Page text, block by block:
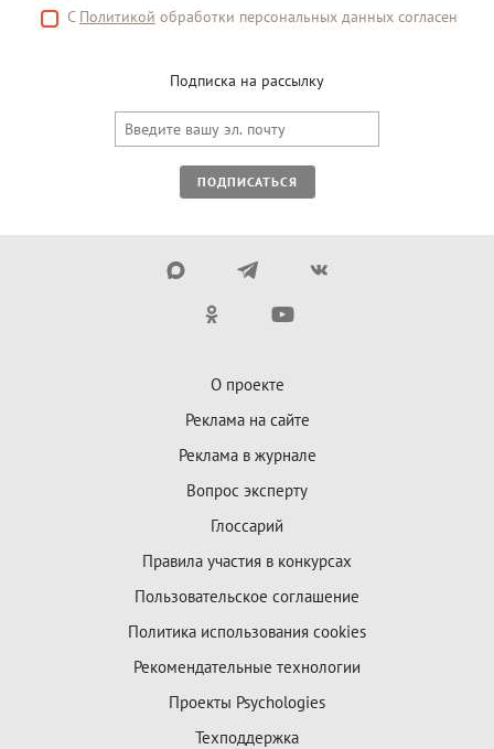
С Политикой обработки персональных данных согласен
Подписка на рассылку
ПОДПИСАТЬСЯ
О проекте
Реклама на сайте
Реклама в журнале
Вопрос эксперту
Глоссарий
Правила участия в конкурсах
Пользовательское соглашение
Политика использования cookies
Рекомендательные технологии
Проекты Psychologies
Техподдержка